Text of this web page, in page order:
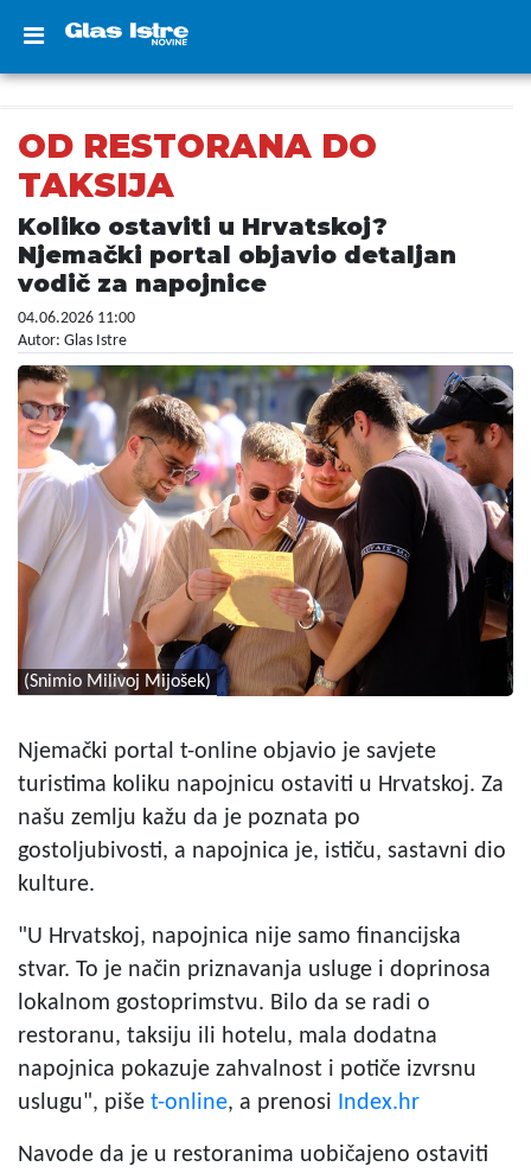
OD RESTORANA DO
TAKSIJA
Koliko ostaviti u Hrvatskoj?
Njemački portal objavio detaljan
vodič za napojnice
04.06.2026 11:00
Autor: Glas Istre
(Snimio Milivoj Mijošek)
Njemački portal t-online objavio je savjete
turistima koliku napojnicu ostaviti u Hrvatskoj. Za
našu zemlju kažu da je poznata po
gostoljubivosti, a napojnica je, ističu, sastavni dio
kulture.
"U Hrvatskoj, napojnica nije samo financijska
stvar. To je način priznavanja usluge i doprinosa
lokalnom gostoprimstvu. Bilo da se radi o
restoranu, taksiju ili hotelu, mala dodatna
napojnica pokazuje zahvalnost i potiče izvrsnu
uslugu", piše t-online, a prenosi Index.hr
Navode da je u restoranima uobičajeno ostaviti